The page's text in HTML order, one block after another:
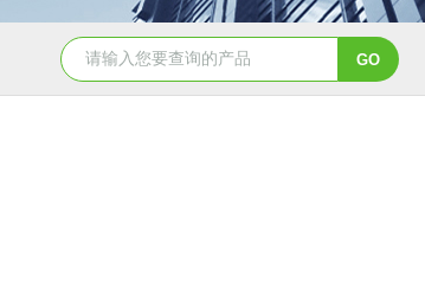
双头面筋测定仪 降落数值测定仪/降落值